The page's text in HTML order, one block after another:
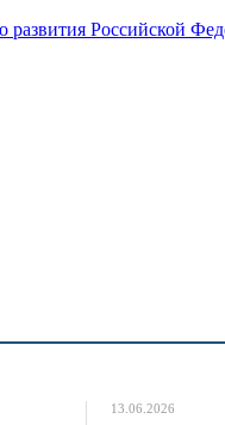
Российской
13.06.2026